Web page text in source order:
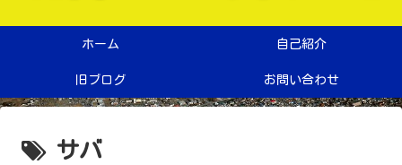
ホーム 自己紹介
旧ブログ お問い合わせ
サバ